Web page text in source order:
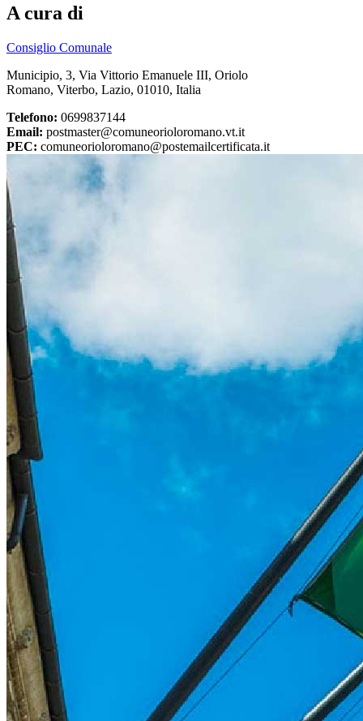
A cura di
Consiglio Comunale
Municipio, 3, Via Vittorio Emanuele III, Oriolo
Romano, Viterbo, Lazio, 01010, Italia
Telefono: 0699837144
Email: postmaster@comuneorioloromano.vt.it
PEC: comuneorioloromano@postemailcertificata.it